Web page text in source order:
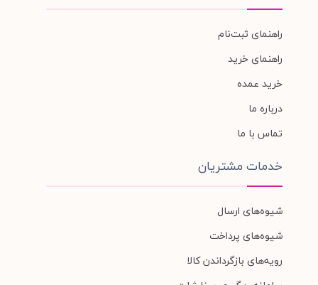
راهنمای ثبت‌نام
راهنمای خرید
خرید عمده
درباره ما
تماس با ما
خدمات مشتریان
شیوه‌های ارسال
شیوه‌های پرداخت
رویه‌های بازگرداندن کالا